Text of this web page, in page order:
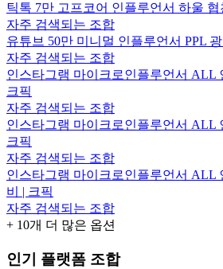
틱톡 7만 고프코어 인플루언서 하울 협
자주 검색되는 조합
유튜브 50만 미니멀 인플루언서 PPL
자주 검색되는 조합
인스타그램 마이크로인플루언서 ALL
크픽
자주 검색되는 조합
인스타그램 마이크로인플루언서 ALL
크픽
자주 검색되는 조합
인스타그램 마이크로인플루언서 ALL
비 | 크픽
자주 검색되는 조합
+ 10개 더 많은 옵션
인기 플랫폼 조합